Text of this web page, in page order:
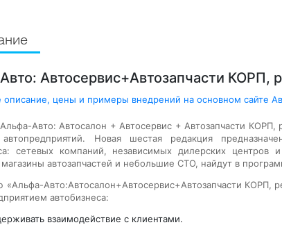
Автосервис+Автозапчасти КОРП,
описание, цены и примеры внедрений на основном сайте
Авто: Автосалон + Автосервис + Автозапчасти КОРП,
Новая шестая редакция
сетевых компаний, независимых дилерских центров
автозапчастей и небольшие СТО, найдут в
Авто:Автосалон+Автосервис+Автозапчасти КОРП,
автобизнеса:
взаимодействие с клиентами.